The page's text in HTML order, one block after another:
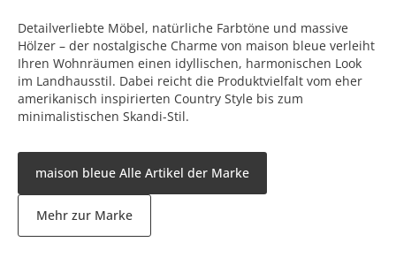
Detailverliebte Möbel, natürliche Farbtöne und massive
Hölzer – der nostalgische Charme von maison bleue verleiht
Ihren Wohnräumen einen idyllischen, harmonischen Look
im Landhausstil. Dabei reicht die Produktvielfalt vom eher
amerikanisch inspirierten Country Style bis zum
minimalistischen Skandi-Stil.
maison bleue Alle Artikel der Marke
Mehr zur Marke